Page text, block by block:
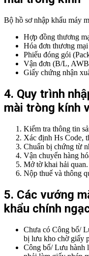
Bộ hồ sơ nhập khẩu máy
Hợp đồng thương
Hóa đơn thương
Phiếu đóng gói
Vận đơn (B/L,
Giấy chứng nhận
4. Quy trình
mài tròng kính
Kiểm tra thông tin
Xác định Hs Code,
Chuẩn bị chứng từ
Vận chuyển hàng
Mở tờ khai hải quan.
Nộp thuế và thông
5. Các vướng
khẩu chính
Chưa có Công bố/
bị lưu kho chờ giấy
Công bố/ Lưu hành